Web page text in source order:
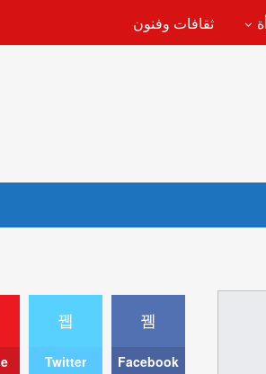
ثقافات وفنون
Facebook
Twitter